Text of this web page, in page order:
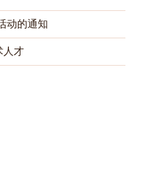
动的通知
人才